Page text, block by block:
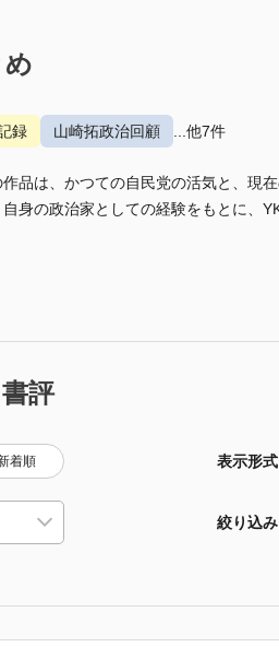
録 山崎拓政治回顧 ...他7件
品は、かつての自民党の活気と、現
身の政治家としての経験をもとに、
評
着順 表示形式
絞り込み